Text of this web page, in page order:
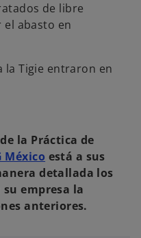
de libre
abasto en
la Tigie entraron en
la Práctica de
México está a sus
detallada los
empresa la
anteriores.